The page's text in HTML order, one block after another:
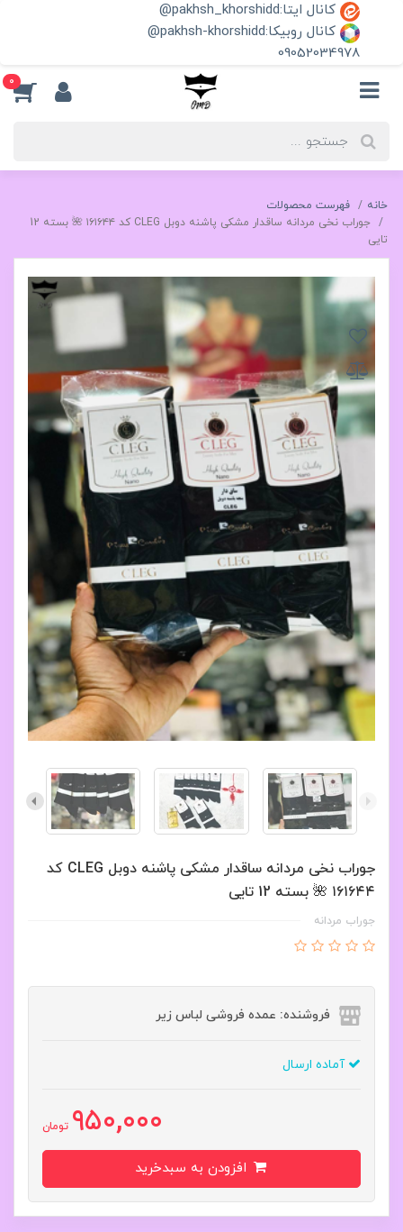
کانال ایتا:pakhsh_khorshidd@
کانال روبیکا:pakhsh-khorshidd@
09052034978
0
خانه
فهرست محصولات
جوراب نخی مردانه ساقدار مشکی پاشنه دوبل CLEG کد ۱۶۱۶۴۴ 🌺 بسته 12
تایی
جوراب نخی مردانه ساقدار مشکی پاشنه دوبل CLEG کد
۱۶۱۶۴۴ 🌺 بسته 12 تایی
جوراب مردانه
فروشنده: عمده فروشی لباس زیر
آماده ارسال
950,000 تومان